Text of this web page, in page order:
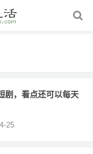
剧，看点还可以每天
25